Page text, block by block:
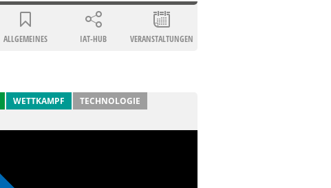
ALLGEMEINES IAT-HUB VERANSTALTUNGEN
WETTKAMPF TECHNOLOGIE